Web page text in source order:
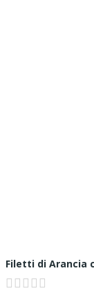
Filetti di Arancia